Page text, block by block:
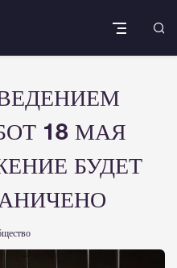
18 МАЯ
БУДЕТ